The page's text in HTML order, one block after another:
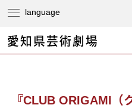
『CLUB ORIGAMI（